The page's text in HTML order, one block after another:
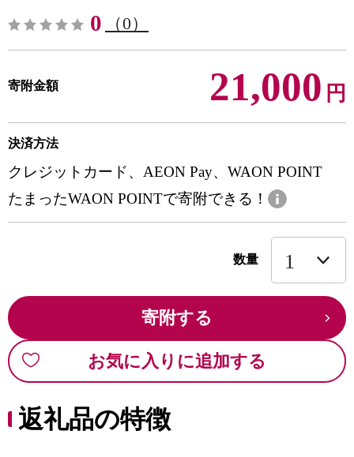
0 （0）
寄附金額 21,000 円
決済方法
クレジットカード、AEON Pay、WAON POINT
たまったWAON POINTで寄附できる！
数量
寄附する
お気に入りに追加する
返礼品の特徴